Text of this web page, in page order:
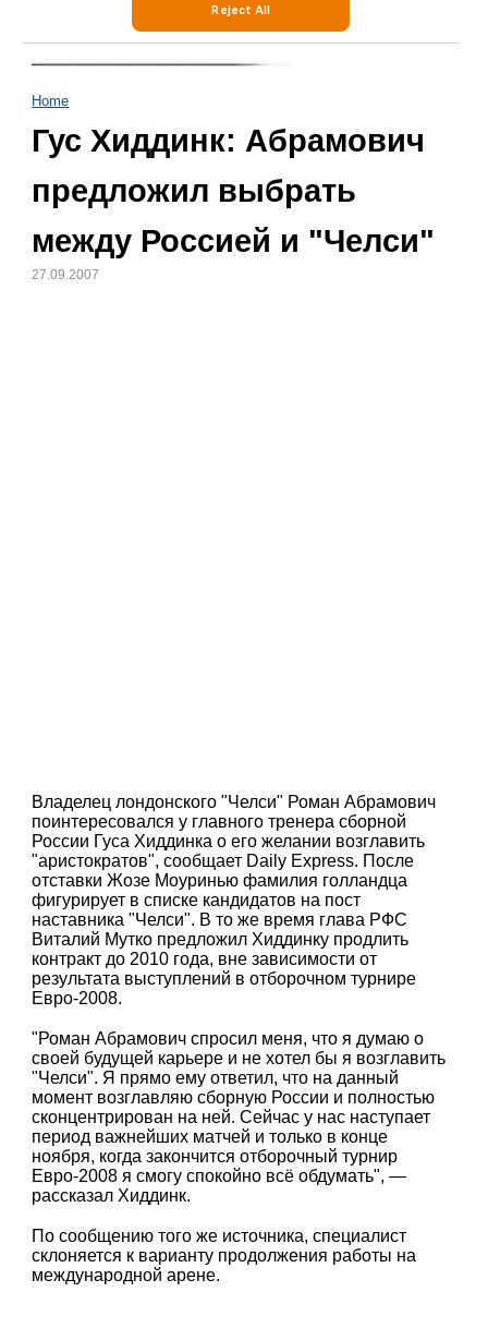
Home
Гус Хиддинк: Абрамович
предложил выбрать
между Россией и "Челси"
27.09.2007
Владелец лондонского "Челси" Роман Абрамович
поинтересовался у главного тренера сборной
России Гуса Хиддинка о его желании возглавить
"аристократов", сообщает Daily Express. После
отставки Жозе Моуринью фамилия голландца
фигурирует в списке кандидатов на пост
наставника "Челси". В то же время глава РФС
Виталий Мутко предложил Хиддинку продлить
контракт до 2010 года, вне зависимости от
результата выступлений в отборочном турнире
Евро-2008.
"Роман Абрамович спросил меня, что я думаю о
своей будущей карьере и не хотел бы я возглавить
"Челси". Я прямо ему ответил, что на данный
момент возглавляю сборную России и полностью
сконцентрирован на ней. Сейчас у нас наступает
период важнейших матчей и только в конце
ноября, когда закончится отборочный турнир
Евро-2008 я смогу спокойно всё обдумать", —
рассказал Хиддинк.
По сообщению того же источника, специалист
склоняется к варианту продолжения работы на
международной арене.